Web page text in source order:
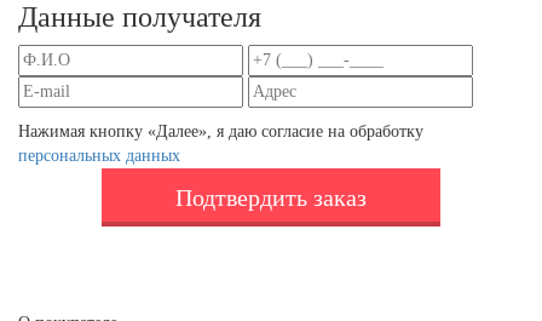
Данные получателя
Нажимая кнопку «Далее», я даю согласие на обработку
персональных данных
Подтвердить заказ